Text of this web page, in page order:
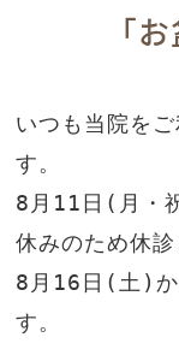
「
いつも当院を
す。
8月11日(月・
休みのため休診
8月16日(土)か
す。